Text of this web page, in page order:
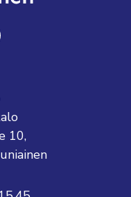
10,